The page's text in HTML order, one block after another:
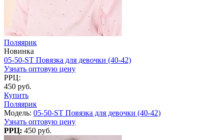
Поляярик
Новинка
05-50-ST Повязка для девочки (40-42)
Узнать оптовую цену
РРЦ:
450 руб.
Купить
Поляярик
Модель: 05-50-ST Повязка для девочки (40-42)
Узнать оптовую цену
РРЦ: 450 руб.